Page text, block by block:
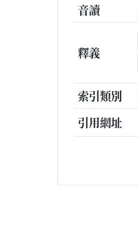
音讀
釋義
索引類別
引用網址